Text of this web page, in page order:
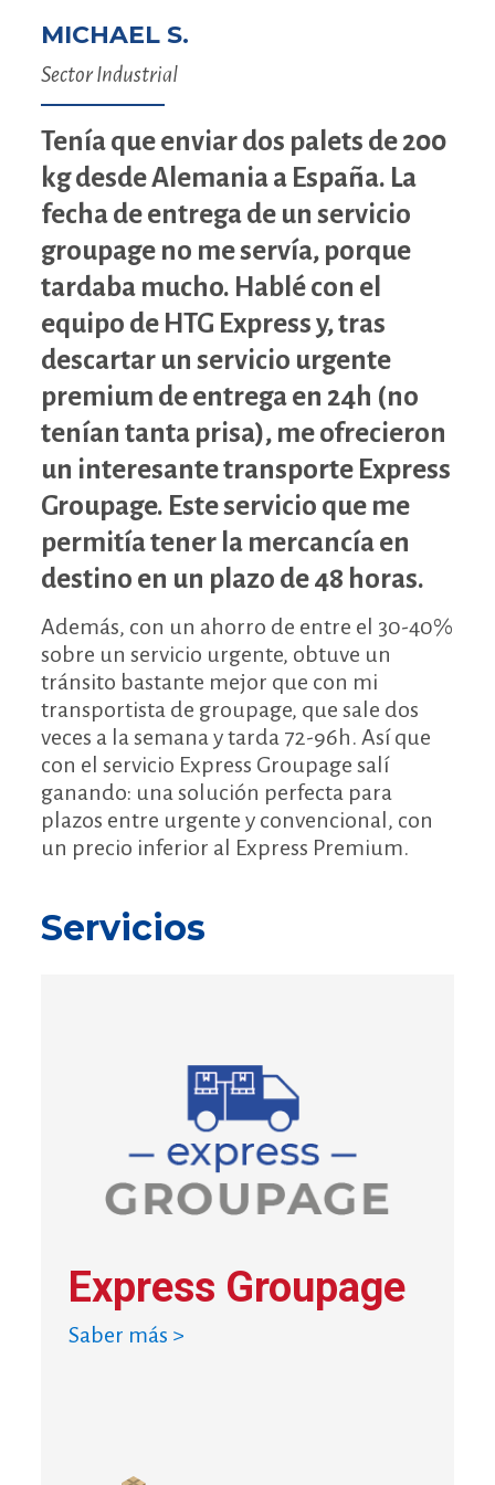
MICHAEL S.
Sector Industrial
Tenía que enviar dos palets de 200
kg desde Alemania a España. La
fecha de entrega de un servicio
groupage no me servía, porque
tardaba mucho. Hablé con el
equipo de HTG Express y, tras
descartar un servicio urgente
premium de entrega en 24h (no
tenían tanta prisa), me ofrecieron
un interesante transporte Express
Groupage. Este servicio que me
permitía tener la mercancía en
destino en un plazo de 48 horas.
Además, con un ahorro de entre el 30-40%
sobre un servicio urgente, obtuve un
tránsito bastante mejor que con mi
transportista de groupage, que sale dos
veces a la semana y tarda 72-96h. Así que
con el servicio Express Groupage salí
ganando: una solución perfecta para
plazos entre urgente y convencional, con
un precio inferior al Express Premium.
Servicios
Express Groupage
Saber más >